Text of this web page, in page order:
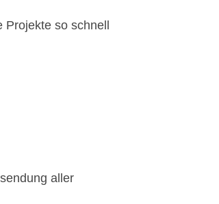
so schnell
aller